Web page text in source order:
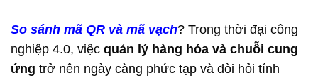
So sánh mã QR và mã vạch? Trong thời đại công
nghiệp 4.0, việc quản lý hàng hóa và chuỗi cung
ứng trở nên ngày càng phức tạp và đòi hỏi tính